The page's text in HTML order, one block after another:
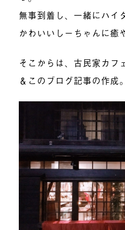
無事到着し、一緒にハイ
かわいいしーちゃんに癒
そこからは、古民家カフ
＆このブログ記事の作成。